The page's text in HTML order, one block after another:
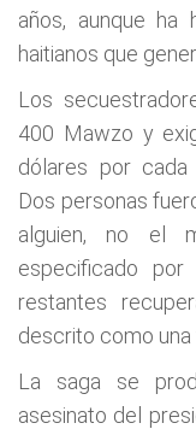
años, aunque
haitianos que
Los
400 Mawzo y
dólares por cada
Dos personas
alguien, no el
especificado
restantes
descrito como una
La saga se
asesinato del